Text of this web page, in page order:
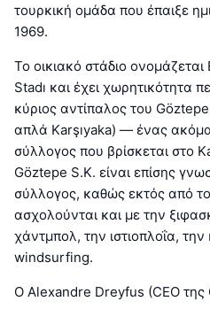
τουρκική ομάδα που έπαιξε
1969.
Το οικιακό στάδιο
Stadı και έχει χωρητικότητα
κύριος αντίπαλος του
απλά Karşıyaka) — ένας
σύλλογος που βρίσκεται στο
Göztepe S.K. είναι επίσης
σύλλογος, καθώς εκτός από
ασχολούνται και με την
χάντμπολ, την ιστιοπλοΐα,
windsurfing.
Ο Alexandre Dreyfus (CEO